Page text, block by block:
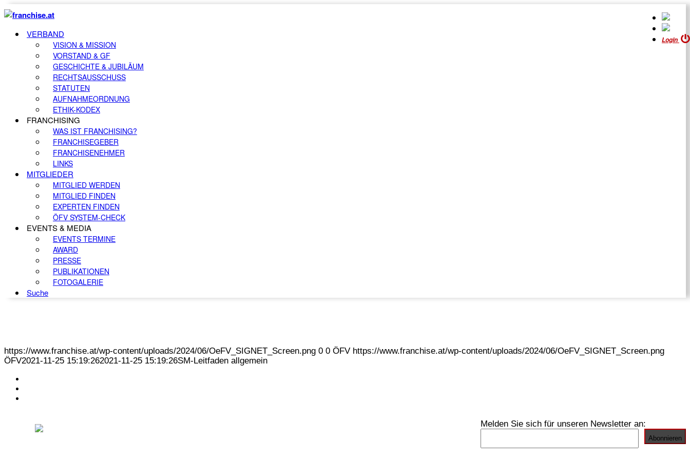
Login
VERBAND
VISION & MISSION
VORSTAND & GF
GESCHICHTE & JUBILÄUM
RECHTSAUSSCHUSS
STATUTEN
AUFNAHMEORDNUNG
ETHIK-KODEX
FRANCHISING
WAS IST FRANCHISING?
FRANCHISEGEBER
FRANCHISENEHMER
LINKS
MITGLIEDER
MITGLIED WERDEN
MITGLIED FINDEN
EXPERTEN FINDEN
ÖFV SYSTEM-CHECK
EVENTS & MEDIA
EVENTS TERMINE
AWARD
PRESSE
PUBLIKATIONEN
FOTOGALERIE
Suche
https://www.franchise.at/wp-content/uploads/2024/06/OeFV_SIGNET_Screen.png 0 0 ÖFV https://www.franchise.at/wp-content/uploads/2024/06/OeFV_SIGNET_Screen.png
ÖFV2021-11-25 15:19:262021-11-25 15:19:26SM-Leitfaden allgemein
Melden Sie sich für unseren Newsletter an: